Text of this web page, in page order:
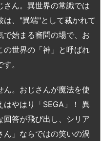
さん。異世界の常識では
、"異端"として裁かれて
始まる審問の場で、お
の世界の「神」と呼ばれ
。
ん。おじさんが魔法を使
はやはり「SEGA」！ 異
回答が飛び出し、シリア
ん」ならではの笑いの渦